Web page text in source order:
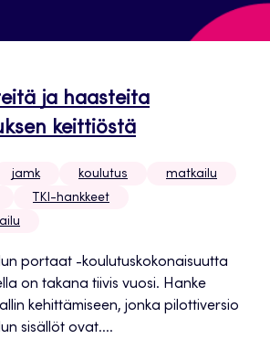
ja haasteita
keittiöstä
jamk koulutus
matkailu
TKI-hankkeet
portaat -koulutuskokonaisuutta
on takana tiivis vuosi. Hanke
kehittämiseen, jonka pilottiversio
sisällöt ovat....